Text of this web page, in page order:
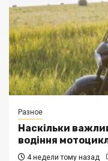
Разное
Наскільки
водіння
4 недели тому назад